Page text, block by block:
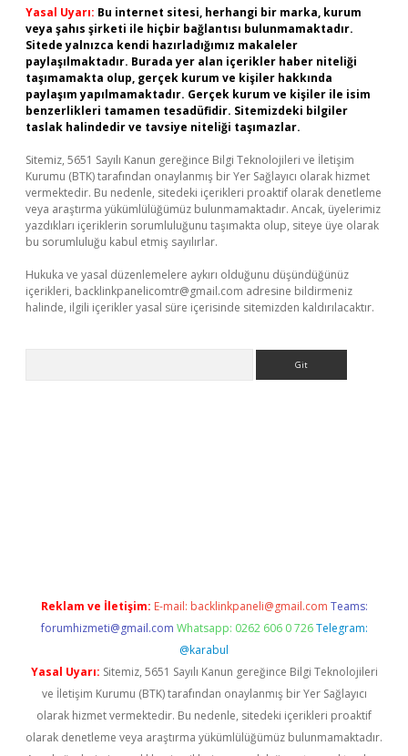
Yasal Uyarı: Bu internet sitesi, herhangi bir marka, kurum
veya şahıs şirketi ile hiçbir bağlantısı bulunmamaktadır.
Sitede yalnızca kendi hazırladığımız makaleler
paylaşılmaktadır. Burada yer alan içerikler haber niteliği
taşımamakta olup, gerçek kurum ve kişiler hakkında
paylaşım yapılmamaktadır. Gerçek kurum ve kişiler ile isim
benzerlikleri tamamen tesadüfidir. Sitemizdeki bilgiler
taslak halindedir ve tavsiye niteliği taşımazlar.
Sitemiz, 5651 Sayılı Kanun gereğince Bilgi Teknolojileri ve İletişim
Kurumu (BTK) tarafından onaylanmış bir Yer Sağlayıcı olarak hizmet
vermektedir. Bu nedenle, sitedeki içerikleri proaktif olarak denetleme
veya araştırma yükümlülüğümüz bulunmamaktadır. Ancak, üyelerimiz
yazdıkları içeriklerin sorumluluğunu taşımakta olup, siteye üye olarak
bu sorumluluğu kabul etmiş sayılırlar.
Hukuka ve yasal düzenlemelere aykırı olduğunu düşündüğünüz
içerikleri, backlinkpanelicomtr@gmail.com adresine bildirmeniz
halinde, ilgili içerikler yasal süre içerisinde sitemizden kaldırılacaktır.
Reklam ve İletişim: E-mail: backlinkpaneli@gmail.com Teams:
forumhizmeti@gmail.com Whatsapp: 0262 606 0 726 Telegram:
@karabul
Yasal Uyarı: Sitemiz, 5651 Sayılı Kanun gereğince Bilgi Teknolojileri
ve İletişim Kurumu (BTK) tarafından onaylanmış bir Yer Sağlayıcı
olarak hizmet vermektedir. Bu nedenle, sitedeki içerikleri proaktif
olarak denetleme veya araştırma yükümlülüğümüz bulunmamaktadır.